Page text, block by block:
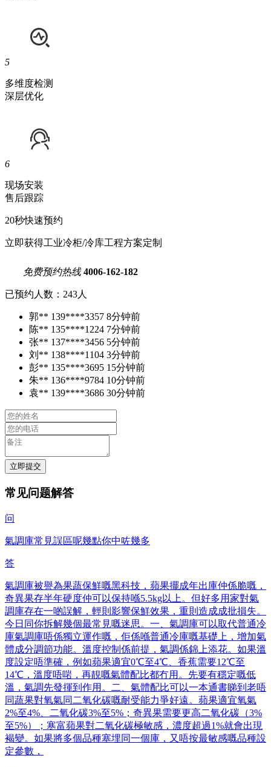
5
多维度检测
深层优化
6
现场安装
售后跟踪
20秒快速预约
立即获得工业冷柜/冷库工程方案定制
免费预约热线 4006-162-182
已预约人数：243人
郭** 139****3357 8分钟前
陈** 135****1224 7分钟前
张** 137****3456 5分钟前
刘** 138****1104 3分钟前
彭** 135****3695 15分钟前
朱** 136****9784 10分钟前
袁** 139****3686 30分钟前
立即提交
常见问题解答
问
氣調庫常見誤區呢幾點你中咗幾多
答
氣調庫被譽為果蔬保鮮嘅黑科技，蘋果擺成年出庫仲係脆嘅，
奇異果存半年硬度仲可以保持喺5.5kg以上。但好多用家對氣
調庫存在一啲誤解，輕則影響保鮮效果，重則造成成批損失。
今日同你拆解幾個最常見嘅迷思。一、氣調庫可以取代普通冷
庫氣調庫唔係獨立運作嘅，佢係喺普通冷庫嘅基礎上，增加氣
體成分調節功能。溫度控制係前提，氣調係錦上添花。如果溫
度設定唔準確，例如蘋果適宜0℃至4℃、香蕉需要12℃至
14℃，溫度唔啱，再靚嘅氣體配比都冇用。先要有穩定嘅低
溫，氣調先發揮到作用。二、氣體配比可以一本通書睇到老唔
同蔬果對氧氣同二氧化碳嘅耐受能力爭好遠。蘋果適宜氧氣
2%至4%、二氧化碳3%至5%；奇異果需要更高二氧化碳（3%
至5%）；寒富蘋果對二氧化碳極敏感，濃度超過1%就會出現
褐變。如果將多個品種塞埋同一個庫，又唔按最敏感嘅品種設
定參數，